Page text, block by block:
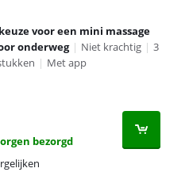
voor een mini massage
onderweg | Niet krachtig | 3
| Met app
bezorgd